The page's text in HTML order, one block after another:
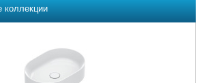
коллекции